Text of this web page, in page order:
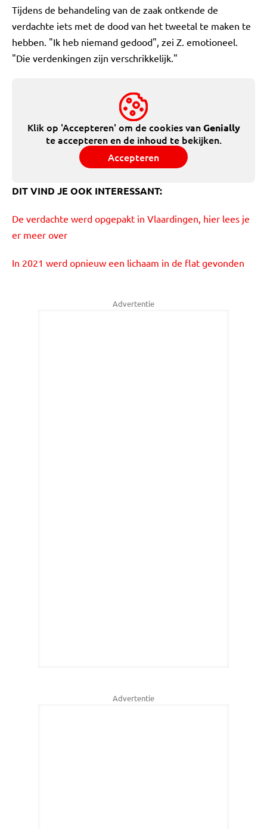
Tijdens de behandeling van de zaak ontkende de
verdachte iets met de dood van het tweetal te maken te
hebben. "Ik heb niemand gedood", zei Z. emotioneel.
"Die verdenkingen zijn verschrikkelijk."
Klik op 'Accepteren' om de cookies vanGenially
te accepteren en de inhoud te bekijken.
Accepteren
DIT VIND JE OOK INTERESSANT:
De verdachte werd opgepakt in Vlaardingen, hier lees je
er meer over
In 2021 werd opnieuw een lichaam in de flat gevonden
Advertentie
Advertentie